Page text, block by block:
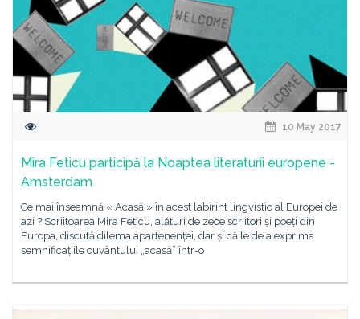
10 May 2017
Mira Feticu participă la Noaptea literaturii europene -
Amsterdam
Ce mai înseamnă « Acasă » în acest labirint lingvistic al Europei de
azi ? Scriitoarea Mira Feticu, alături de zece scriitori și poeți din
Europa, discută dilema apartenenței, dar și căile de a exprima
semnificațiile cuvântului „acasă” într-o